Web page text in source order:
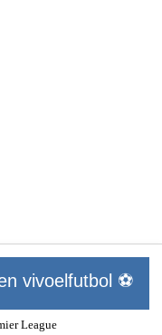
vivoelfutbol ⚽
League